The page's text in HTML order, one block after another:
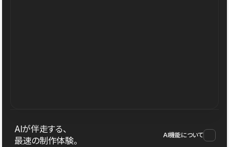
AIが伴走する、
最速の制作体験。
AI機能について